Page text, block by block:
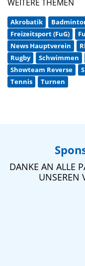
WEITERE THEMEN
Akrobatik
Freizeitsport (FuG)
News Hauptverein
Rugby
Schwimmen
Showteam Reverse
Tennis
Turnen
DANKE AN ALLE
UNSEREN